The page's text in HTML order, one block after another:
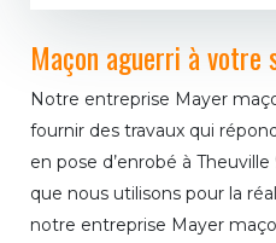
Maçon aguerri à votre
Notre entreprise Mayer
fournir des travaux qui
en pose d’enrobé à
que nous utilisons pour la
notre entreprise Mayer